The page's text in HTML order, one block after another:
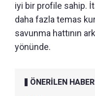
iyi bir profile sahip.
daha fazla temas
savunma hattının
yönünde.
ÖNERİLEN